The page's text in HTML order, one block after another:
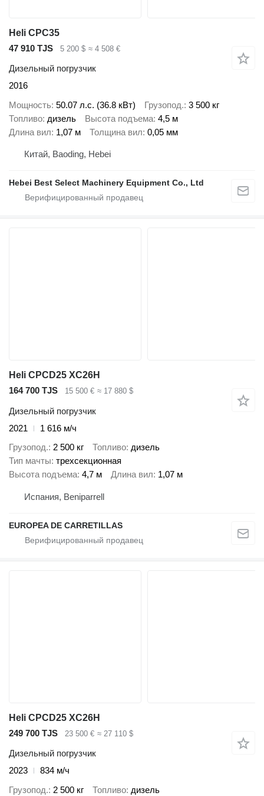
Heli CPC35
47 910 TJS
5 200 $ ≈ 4 508 €
Дизельный погрузчик
2016
Мощность 50.07 л.с. (36.8 кВт) Грузопод. 3 500 кг
Топливо дизель Высота подъема 4,5 м
Длина вил 1,07 м Толщина вил 0,05 мм
Китай, Baoding, Hebei
Hebei Best Select Machinery Equipment Co., Ltd
Heli CPCD25 XC26H
164 700 TJS
15 500 € ≈ 17 880 $
Дизельный погрузчик
2021
1 616 м/ч
Грузопод. 2 500 кг Топливо дизель
Тип мачты трехсекционная
Высота подъема 4,7 м Длина вил 1,07 м
Испания, Beniparrell
EUROPEA DE CARRETILLAS
Heli CPCD25 XC26H
249 700 TJS
23 500 € ≈ 27 110 $
Дизельный погрузчик
2023
834 м/ч
Грузопод. 2 500 кг Топливо дизель